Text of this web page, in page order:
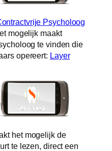
Psycholoog
mogelijk maakt
te vinden die
opereert: Layer
het mogelijk de
te lezen, direct een